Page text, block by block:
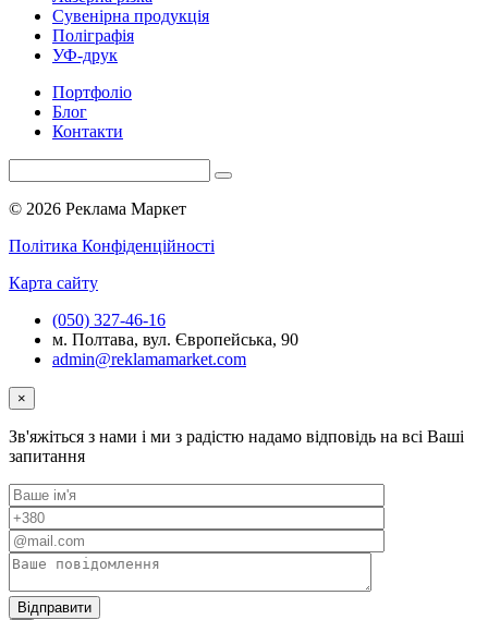
Сувенірна продукція
Поліграфія
УФ-друк
Портфоліо
Блог
Контакти
© 2026 Реклама Маркет
Політика Конфіденційності
Карта сайту
(050) 327-46-16
м. Полтава, вул. Європейська, 90
admin@reklamamarket.com
×
Зв'яжіться з нами і ми з радістю надамо відповідь на всі Ваші
запитання